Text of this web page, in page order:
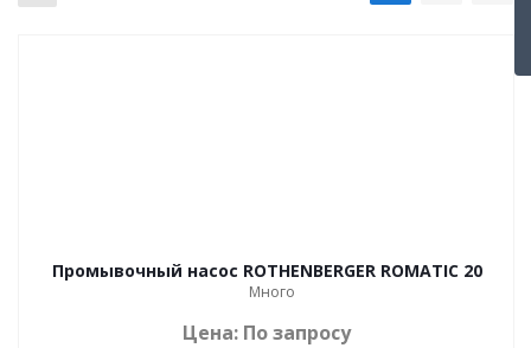
Промывочный насос ROTHENBERGER ROMATIC 20
Много
Цена: По запросу